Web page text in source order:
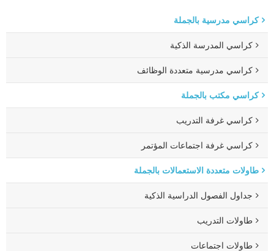
كراسي مدرسية بالجملة
كراسي المدرسة الذكية
كراسي مدرسية متعددة الوظائف
كراسي مكتب بالجملة
كراسي غرفة التدريب
كراسي غرفة اجتماعات المؤتمر
طاولات متعددة الاستعمالات بالجملة
جداول الفصول الدراسية الذكية
طاولات التدريب
طاولات اجتماعات